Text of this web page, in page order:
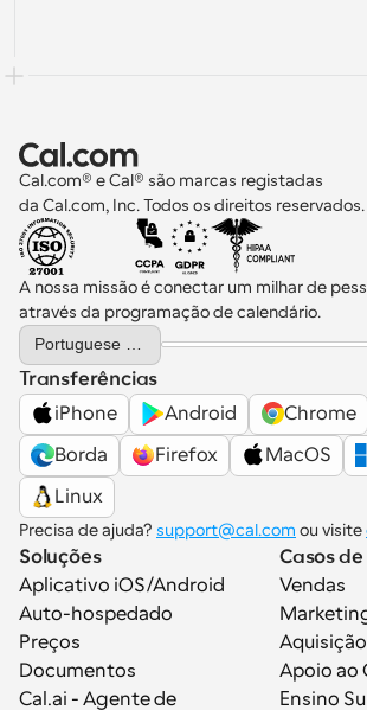
Cal.com® e Cal® são marcas registadas
da Cal.com, Inc. Todos os direitos reservados.
A nossa missão é conectar um milhar de
através da programação de calendário.
Select Language
Transferências
iPhone
Android Chrome
Borda
Firefox MacOS
Linux
Precisa de ajuda? support@cal.com ou visite
Soluções
Aplicativo iOS/Android
Auto-hospedado
Preços
Documentos
Cal.ai - Agente de
Casos de
Vendas
Apoio ao
Ensino